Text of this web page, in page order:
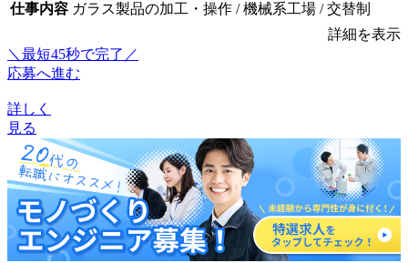
仕事内容 ガラス製品の加工・操作 / 機械系工場 / 交替制
詳細を表示
＼最短45秒で完了／
応募へ進む
詳しく
見る